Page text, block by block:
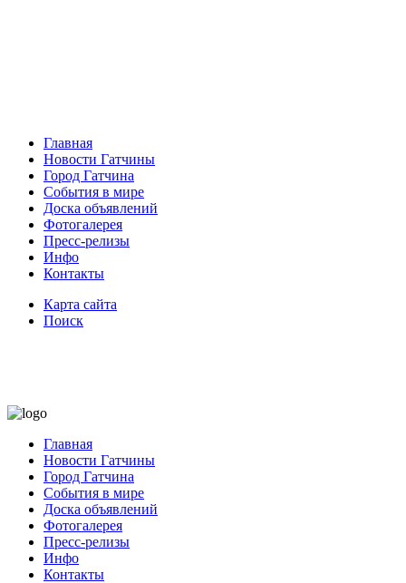
Главная
Новости Гатчины
Город Гатчина
События в мире
Доска объявлений
Фотогалерея
Пресс-релизы
Инфо
Контакты
Карта сайта
Поиск
Главная
Новости Гатчины
Город Гатчина
События в мире
Доска объявлений
Фотогалерея
Пресс-релизы
Инфо
Контакты